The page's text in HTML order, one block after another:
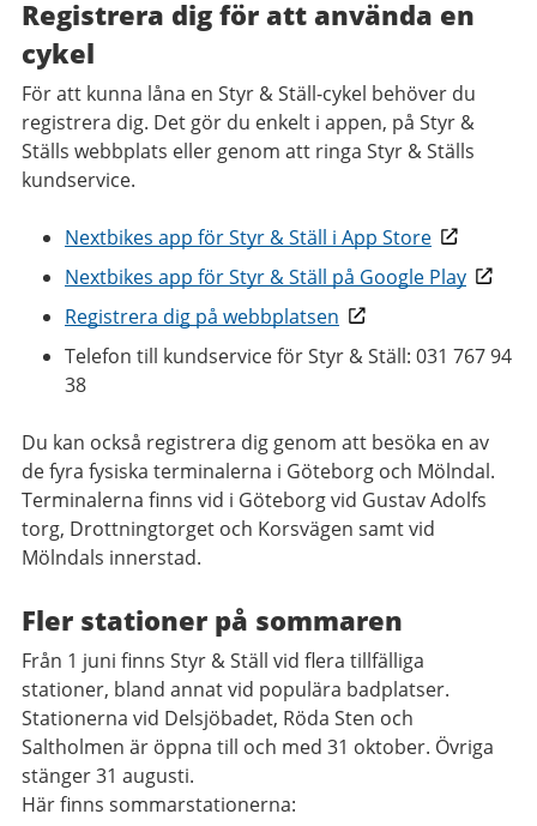
Registrera dig för att använda en
cykel
För att kunna låna en Styr & Ställ-cykel behöver du
registrera dig. Det gör du enkelt i appen, på Styr &
Ställs webbplats eller genom att ringa Styr & Ställs
kundservice.
Nextbikes app för Styr & Ställ i App Store
Nextbikes app för Styr & Ställ på Google Play
Registrera dig på webbplatsen
Telefon till kundservice för Styr & Ställ: 031 767 94
38
Du kan också registrera dig genom att besöka en av
de fyra fysiska terminalerna i Göteborg och Mölndal.
Terminalerna finns vid i Göteborg vid Gustav Adolfs
torg, Drottningtorget och Korsvägen samt vid
Mölndals innerstad.
Fler stationer på sommaren
Från 1 juni finns Styr & Ställ vid flera tillfälliga
stationer, bland annat vid populära badplatser.
Stationerna vid Delsjöbadet, Röda Sten och
Saltholmen är öppna till och med 31 oktober. Övriga
stänger 31 augusti.
Här finns sommarstationerna: